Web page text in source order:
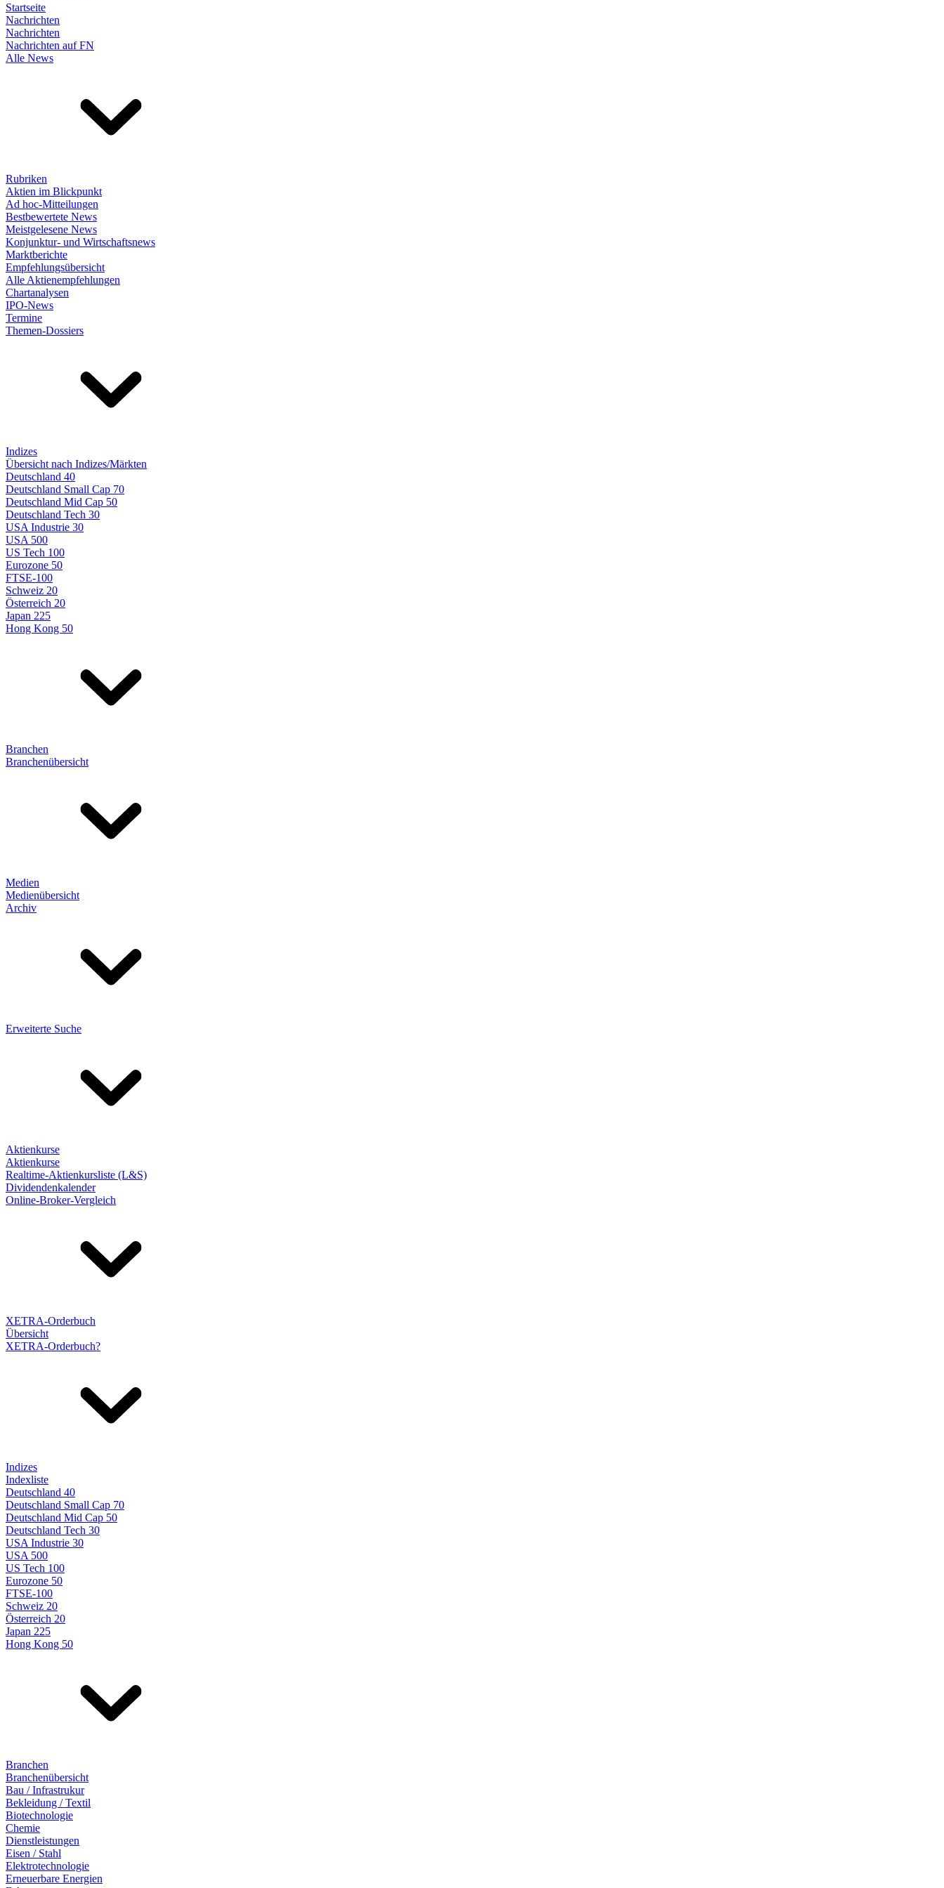
Startseite
Nachrichten
Nachrichten
Nachrichten auf FN
Alle News
Rubriken
Aktien im Blickpunkt
Ad hoc-Mitteilungen
Bestbewertete News
Meistgelesene News
Konjunktur- und Wirtschaftsnews
Marktberichte
Empfehlungsübersicht
Alle Aktienempfehlungen
Chartanalysen
IPO-News
Termine
Themen-Dossiers
Indizes
Übersicht nach Indizes/Märkten
Deutschland 40
Deutschland Small Cap 70
Deutschland Mid Cap 50
Deutschland Tech 30
USA Industrie 30
USA 500
US Tech 100
Eurozone 50
FTSE-100
Schweiz 20
Österreich 20
Japan 225
Hong Kong 50
Branchen
Branchenübersicht
Medien
Medienübersicht
Archiv
Erweiterte Suche
Aktienkurse
Aktienkurse
Realtime-Aktienkursliste (L&S)
Dividendenkalender
Online-Broker-Vergleich
XETRA-Orderbuch
Übersicht
XETRA-Orderbuch?
Indizes
Indexliste
Deutschland 40
Deutschland Small Cap 70
Deutschland Mid Cap 50
Deutschland Tech 30
USA Industrie 30
USA 500
US Tech 100
Eurozone 50
FTSE-100
Schweiz 20
Österreich 20
Japan 225
Hong Kong 50
Branchen
Branchenübersicht
Bau / Infrastrukur
Bekleidung / Textil
Biotechnologie
Chemie
Dienstleistungen
Eisen / Stahl
Elektrotechnologie
Erneuerbare Energien